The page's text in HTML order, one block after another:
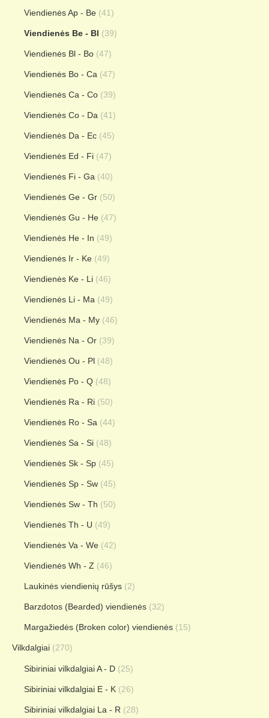
Viendienės Ap - Be (41)
Viendienės Be - Bl (39)
Viendienės Bl - Bo (47)
Viendienės Bo - Ca (47)
Viendienės Ca - Co (39)
Viendienės Co - Da (41)
Viendienės Da - Ec (45)
Viendienės Ed - Fi (47)
Viendienės Fi - Ga (40)
Viendienės Ge - Gr (50)
Viendienės Gu - He (47)
Viendienės He - In (49)
Viendienės Ir - Ke (49)
Viendienės Ke - Li (46)
Viendienės Li - Ma (49)
Viendienės Ma - My (46)
Viendienės Na - Or (39)
Viendienės Ou - Pl (48)
Viendienės Po - Q (48)
Viendienės Ra - Ri (50)
Viendienės Ro - Sa (44)
Viendienės Sa - Si (48)
Viendienės Sk - Sp (45)
Viendienės Sp - Sw (45)
Viendienės Sw - Th (50)
Viendienės Th - U (49)
Viendienės Va - We (42)
Viendienės Wh - Z (46)
Laukinės viendienių rūšys (2)
Barzdotos (Bearded) viendienės (32)
Margažiedės (Broken color) viendienės (15)
Vilkdalgiai (270)
Sibiriniai vilkdalgiai A - D (25)
Sibiriniai vilkdalgiai E - K (26)
Sibiriniai vilkdalgiai La - R (28)